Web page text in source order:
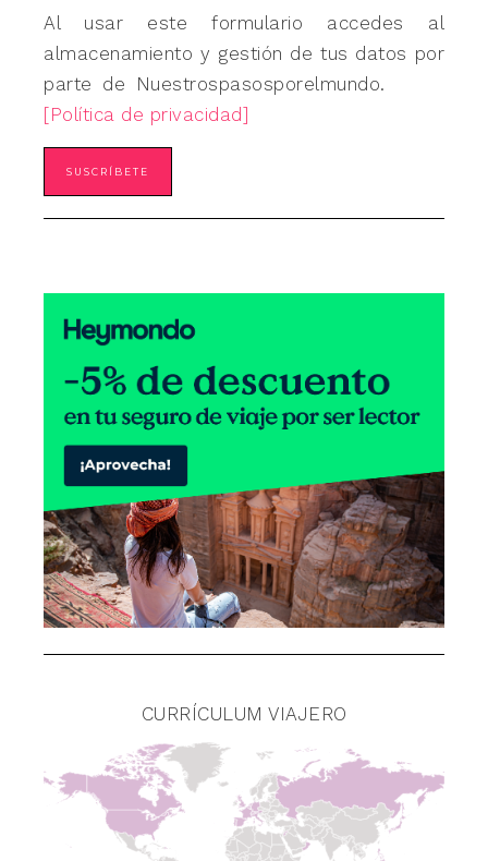
Al usar este formulario accedes al
almacenamiento y gestión de tus datos por
parte de Nuestrospasosporelmundo.
[Política de privacidad]
CURRÍCULUM VIAJERO